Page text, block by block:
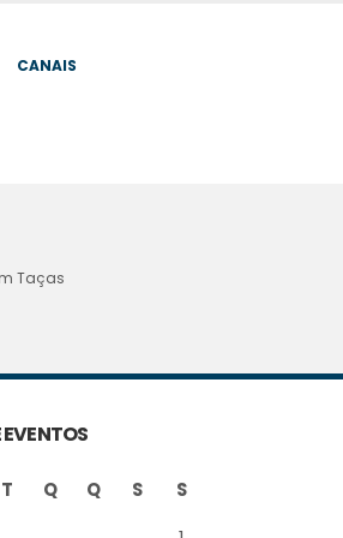
CANAIS
Taças
T Q Q S
S